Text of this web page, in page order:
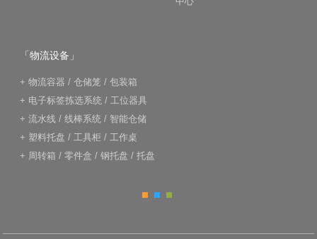
「物流设备」
+ 物流容器 / 仓储笼 / 包装箱
+ 电子标签拣选系统 / 工位器具
+ 流水线 / 线棒系统 / 智能仓储
+ 塑料托盘 / 工具柜 / 工作桌
+ 周转箱 / 零件盒 / 钢托盘 / 托盘